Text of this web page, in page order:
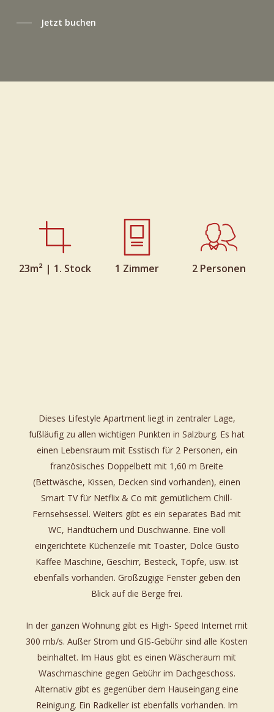
Jetzt buchen
23m² | 1. Stock 1 Zimmer 2 Personen
Dieses Lifestyle Apartment liegt in zentraler Lage,
fußläufig zu allen wichtigen Punkten in Salzburg. Es hat
einen Lebensraum mit Esstisch für 2 Personen, ein
französisches Doppelbett mit 1,60 m Breite
(Bettwäsche, Kissen, Decken sind vorhanden), einen
Smart TV für Netflix & Co mit gemütlichem Chill-
Fernsehsessel. Weiters gibt es ein separates Bad mit
WC, Handtüchern und Duschwanne. Eine voll
eingerichtete Küchenzeile mit Toaster, Dolce Gusto
Kaffee Maschine, Geschirr, Besteck, Töpfe, usw. ist
ebenfalls vorhanden. Großzügige Fenster geben den
Blick auf die Berge frei.
In der ganzen Wohnung gibt es High- Speed Internet mit
300 mb/s. Außer Strom und GIS-Gebühr sind alle Kosten
beinhaltet. Im Haus gibt es einen Wäscheraum mit
Waschmaschine gegen Gebühr im Dachgeschoss.
Alternativ gibt es gegenüber dem Hauseingang eine
Reinigung. Ein Radkeller ist ebenfalls vorhanden. Im